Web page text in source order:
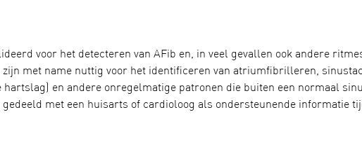
voor het detecteren van AFib en, in veel gevallen ook andere
zijn met name nuttig voor het identificeren van atriumfibrilleren,
en andere onregelmatige patronen die buiten een normaal
met een huisarts of cardioloog als ondersteunende informatie